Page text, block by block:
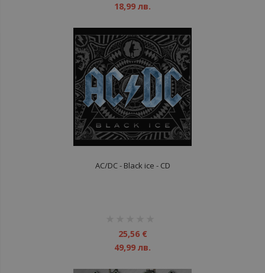
18,99 лв.
AC/DC - Black ice - CD
25,56 €
49,99 лв.